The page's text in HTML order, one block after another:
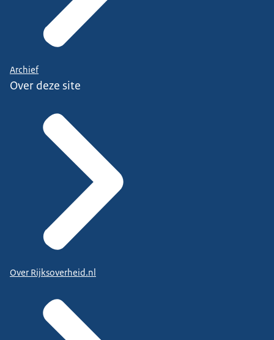
Archief
Over deze site
Over Rijksoverheid.nl